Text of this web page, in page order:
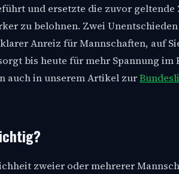
und ersetzte die zuvor geltende
zu belohnen. Zwei
Anreiz für Mannschaften, auf
bis heute für mehr Spannung im
auch in unserem Artikel zur
zweier oder mehrerer